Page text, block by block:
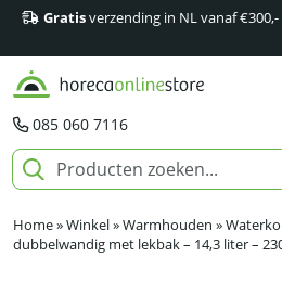
Gratisverzending in NL vanaf
085 060 7116
Home»Winkel»Warmhouden »
dubbelwandig met lekbak – 14,3 liter –